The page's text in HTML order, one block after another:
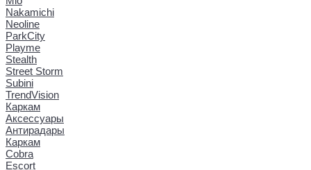
Nakamichi
Neoline
ParkCity
Playme
Stealth
Street Storm
Subini
TrendVision
Каркам
Аксессуары
Антирадары
Каркам
Cobra
Escort